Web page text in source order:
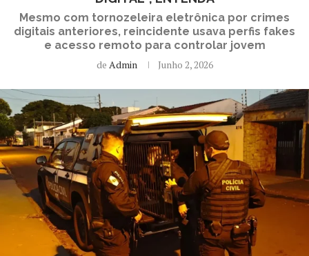
Mesmo com tornozeleira eletrônica por crimes
digitais anteriores, reincidente usava perfis fakes
e acesso remoto para controlar jovem
de Admin Junho 2, 2026